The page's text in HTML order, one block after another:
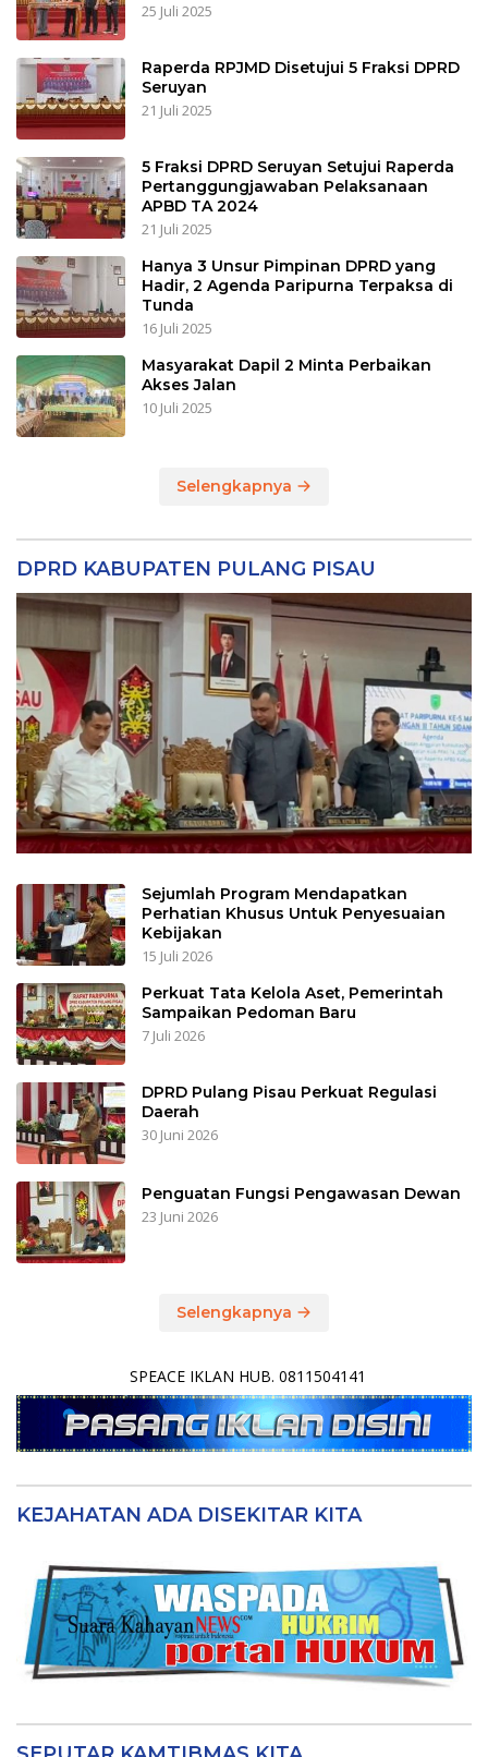
25 Juli 2025
Raperda RPJMD Disetujui 5 Fraksi DPRD
Seruyan
21 Juli 2025
5 Fraksi DPRD Seruyan Setujui Raperda
Pertanggungjawaban Pelaksanaan
APBD TA 2024
21 Juli 2025
Hanya 3 Unsur Pimpinan DPRD yang
Hadir, 2 Agenda Paripurna Terpaksa di
Tunda
16 Juli 2025
Masyarakat Dapil 2 Minta Perbaikan
Akses Jalan
10 Juli 2025
Selengkapnya
DPRD KABUPATEN PULANG PISAU
Sejumlah Program Mendapatkan
Perhatian Khusus Untuk Penyesuaian
Kebijakan
15 Juli 2026
Perkuat Tata Kelola Aset, Pemerintah
Sampaikan Pedoman Baru
7 Juli 2026
DPRD Pulang Pisau Perkuat Regulasi
Daerah
30 Juni 2026
Penguatan Fungsi Pengawasan Dewan
23 Juni 2026
Selengkapnya
SPEACE IKLAN HUB. 0811504141
KEJAHATAN ADA DISEKITAR KITA